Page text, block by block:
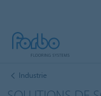
Industrie